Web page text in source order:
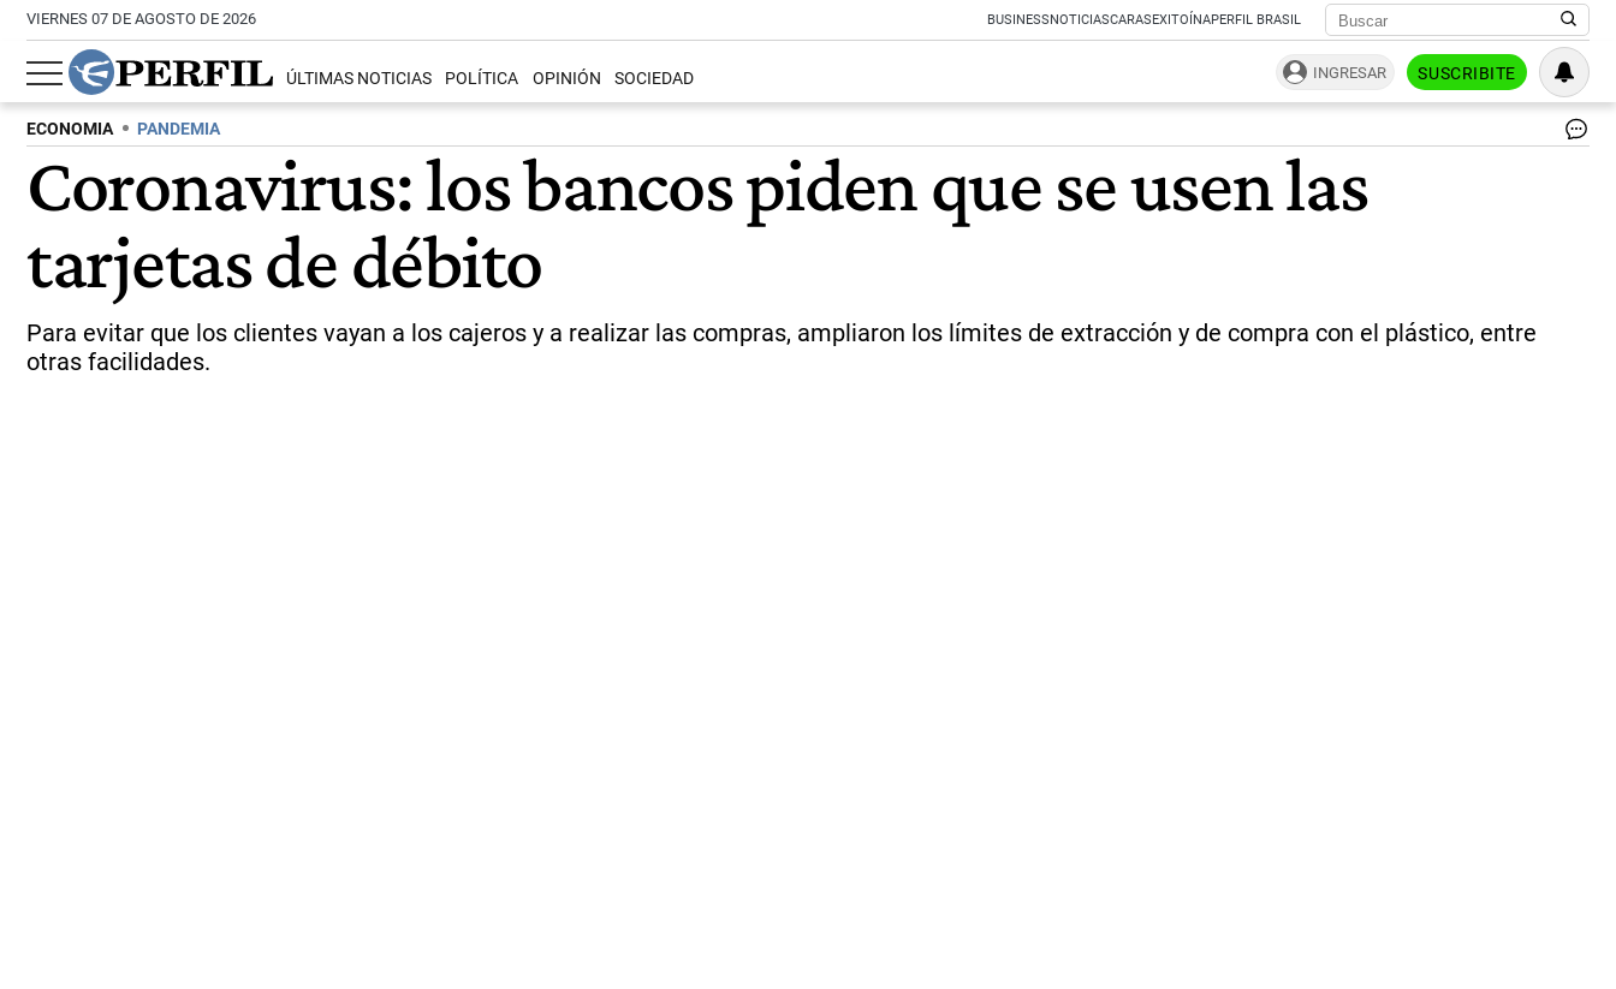
VIERNES 07 DE AGOSTO DE 2026 BUSINESSNOTICIASCARASEXITOÍNAPERFIL BRASIL
ÚLTIMAS NOTICIAS POLÍTICA OPINIÓN SOCIEDAD INGRESAR SUSCRIBITE
ECONOMIA PANDEMIA
Coronavirus: los bancos piden que se usen las
tarjetas de débito
Para evitar que los clientes vayan a los cajeros y a realizar las compras, ampliaron los límites de extracción y de compra con el plástico, entre
otras facilidades.